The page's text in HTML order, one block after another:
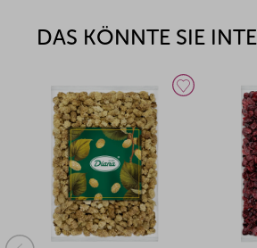
DAS KÖNNTE SIE